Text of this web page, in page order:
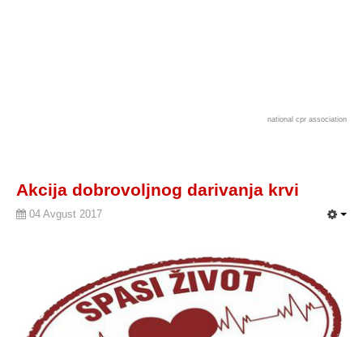
national cpr association
Akcija dobrovoljnog darivanja krvi
04 Avgust 2017